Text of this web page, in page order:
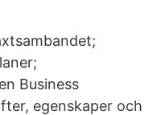
Business
egenskaper och